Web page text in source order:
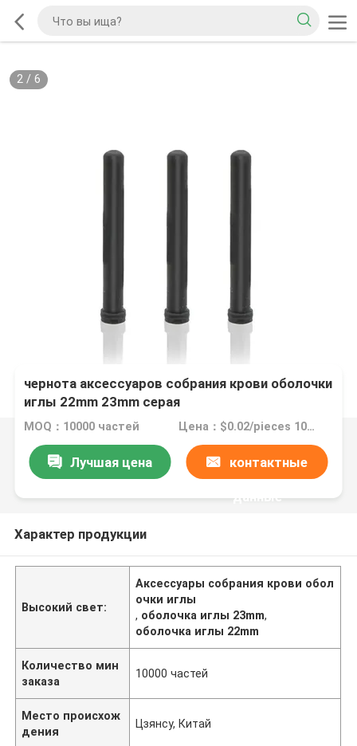
2/ 6
чернота аксессуаров собрания крови оболочки
иглы 22mm 23mm серая
MOQ：10000 частей Цена：$0.02/pieces 10000-99999 pieces
Лучшая цена контактные
данные
Характер продукции
Высокий свет:
Аксессуары собрания крови обол
очки иглы
, оболочка иглы 23mm,
оболочка иглы 22mm
Количество мин
заказа
10000 частей
Место происхож
дения
Цзянсу, Китай